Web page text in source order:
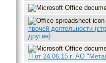
прочей деятельности
другие)
П от 24.06.15 г. АО